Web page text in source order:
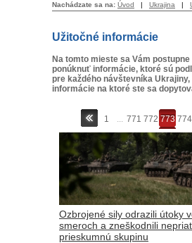
Nachádzate sa na: Úvod | Ukrajina |
Užitočné informácie
Na tomto mieste sa Vám
ponúknuť informácie, ktoré sú
pre každého návštevníka
informácie na ktoré ste sa
1 ... 771 772 773 774
Ozbrojené sily odrazili útoky
smeroch a zneškodnili
prieskumnú skupinu